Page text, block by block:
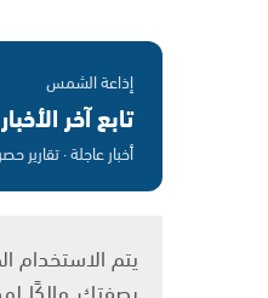
إذاعة الشمس
تابع آخر
أخبار عاجلة · تقارير